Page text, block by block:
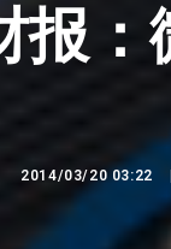
报
2014/03/20 03:22